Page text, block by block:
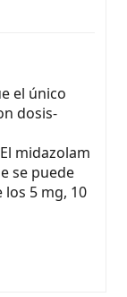
el único
dosis-
midazolam
se puede
5 mg, 10